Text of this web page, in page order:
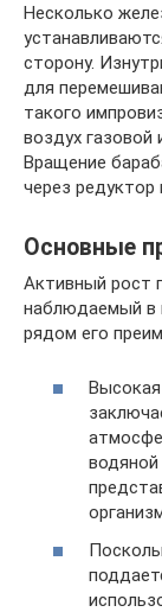
Несколько
сторону.
для
такого
воздух газовой
Вращение
через
Основные
Активный рост
наблюдаемый в
рядом его
Высокая
водяной